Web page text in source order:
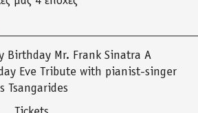
Birthday Mr. Frank Sinatra A
Eve Tribute with pianist-singer
Tsangarides